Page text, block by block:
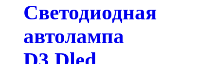
Светодиодная
автолампа